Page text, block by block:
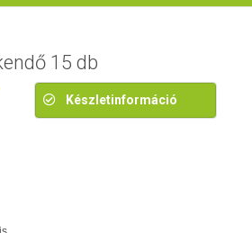
15 db
Készletinformáció